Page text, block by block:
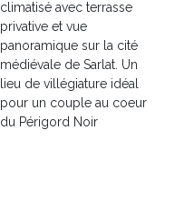
climatisé avec terrasse
privative et vue
panoramique sur la cité
médiévale de Sarlat. Un
lieu de villégiature idéal
pour un couple au coeur
du Périgord Noir